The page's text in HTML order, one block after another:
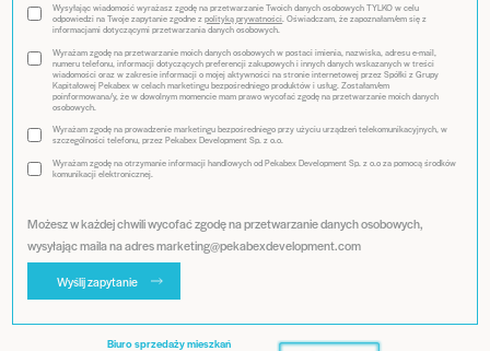
Biuro sprzedaży mieszkań
Wysyłając wiadomość wyrażasz zgodę na przetwarzanie Twoich danych osobowych TYLKO w celu
odpowiedzi na Twoje zapytanie zgodne zpolityką prywatności. Oświadczam, że zapoznałam/em się z
informacjami dotyczącymi przetwarzania danych osobowych.
Wyrażam zgodę na przetwarzanie moich danych osobowych w postaci imienia, nazwiska, adresu e-mail,
numeru telefonu, informacji dotyczących preferencji zakupowych i innych danych wskazanych w treści
wiadomości oraz w zakresie informacji o mojej aktywności na stronie internetowej przez Spółki z Grupy
Kapitałowej Pekabex w celach marketingu bezpośredniego produktów i usług. Zostałam/em
poinformowana/y, że w dowolnym momencie mam prawo wycofać zgodę na przetwarzanie moich danych
osobowych.
Wyrażam zgodę na prowadzenie marketingu bezpośredniego przy użyciu urządzeń telekomunikacyjnych, w
szczególności telefonu, przez Pekabex Development Sp. z o.o.
Wyrażam zgodę na otrzymanie informacji handlowych od Pekabex Development Sp. z o.o za pomocą środków
komunikacji elektronicznej.
Możesz w każdej chwili wycofać zgodę na przetwarzanie danych osobowych,
wysyłając maila na adres marketing@pekabexdevelopment.com
Wyślij zapytanie